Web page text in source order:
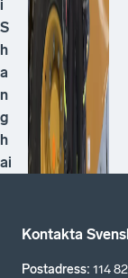
i
S
h
a
n
g
h
ai
Kontakta
Postadress: 114